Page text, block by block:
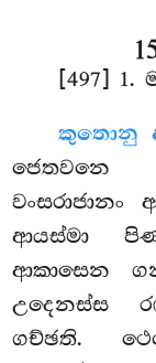
[497]
කුතොනු
ජෙතවනෙ
ආයස්මා
ආකාසෙන
උදෙනස්ස
ගච්ඡති.